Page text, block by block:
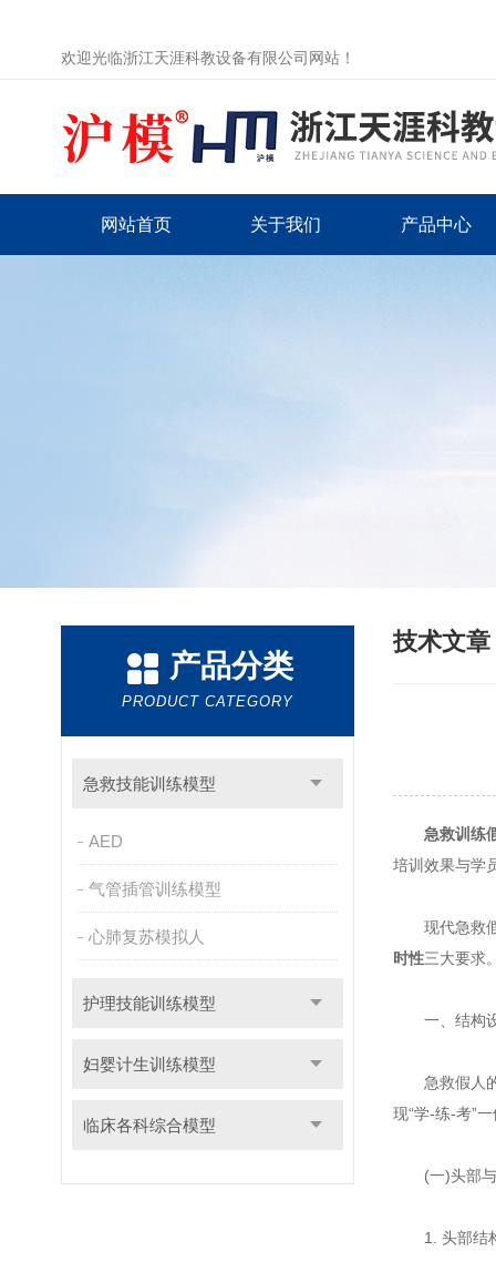
欢迎光临浙江天涯科教设备有限公司网站！
网站首页 关于我们 产品中心
产品分类
PRODUCT CATEGORY
急救技能训练模型
AED
气管插管训练模型
心肺复苏模拟人
护理技能训练模型
妇婴计生训练模型
临床各科综合模型
技术文章
急救训练
培训效果与学
现代急救假
时性三大要求
一、结构设
急救假人的
现“学-练-考”
(一)头部与
1. 头部结